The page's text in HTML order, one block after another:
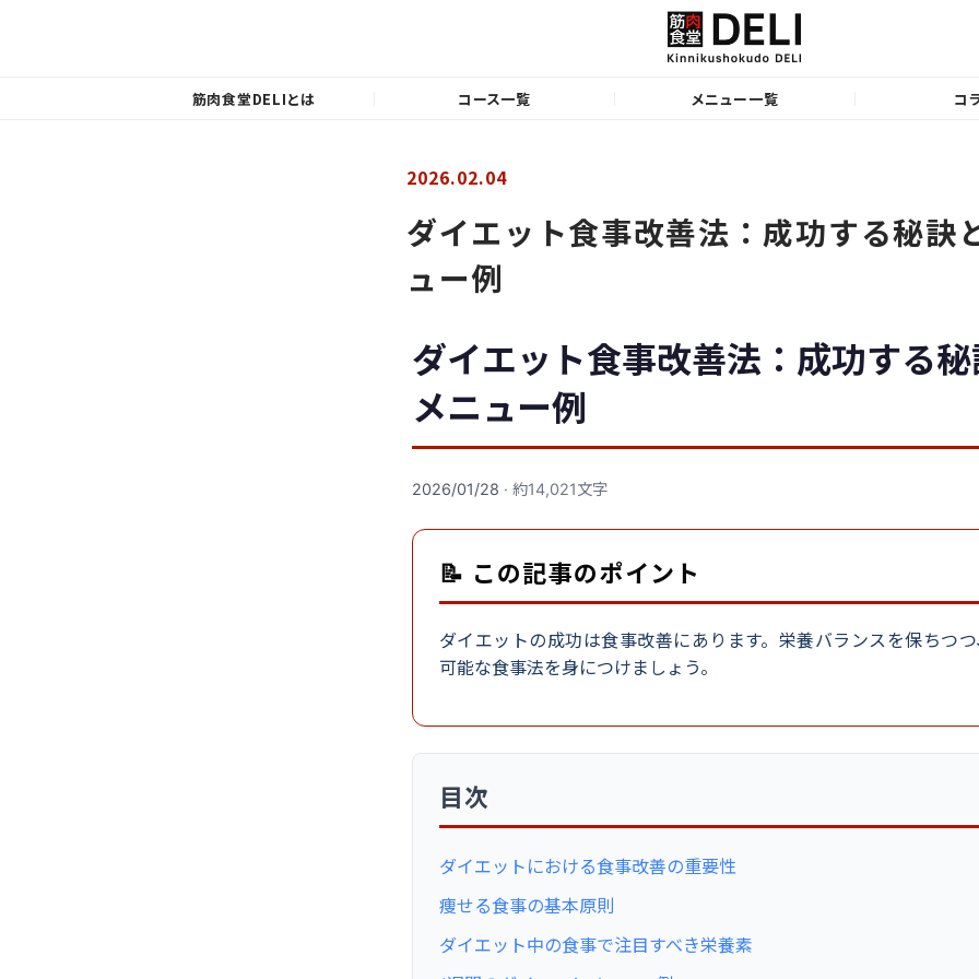
筋肉食堂DELIとは コース一覧 メニュー一覧 コ
2026.02.04
ダイエット食事改善法：成功する秘訣
ュー例
ダイエット食事改善法：成功する
メニュー例
2026/01/28 · 約14,021文字
📝 この記事のポイント
ダイエットの成功は食事改善にあります。栄養バランスを保ちつ
可能な食事法を身につけましょう。
目次
ダイエットにおける食事改善の重要性
痩せる食事の基本原則
ダイエット中の食事で注目すべき栄養素